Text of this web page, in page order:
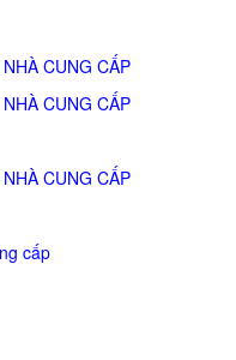
CUNG CẤP
CUNG CẤP
CUNG CẤP
cấp